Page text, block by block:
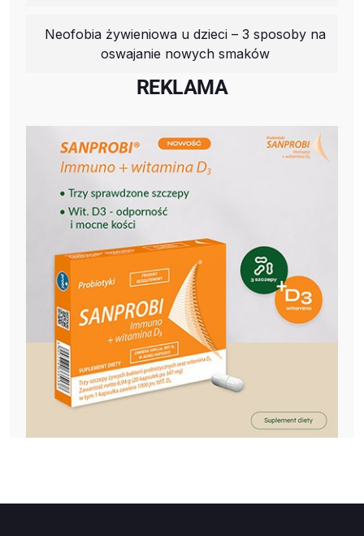
Neofobia żywieniowa u dzieci – 3 sposoby na
oswajanie nowych smaków
REKLAMA